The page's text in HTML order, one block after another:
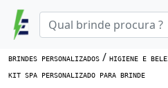
BRINDES PERSONALIZADOS / HIGIENE E
KIT SPA PERSONALIZADO PARA BRINDE